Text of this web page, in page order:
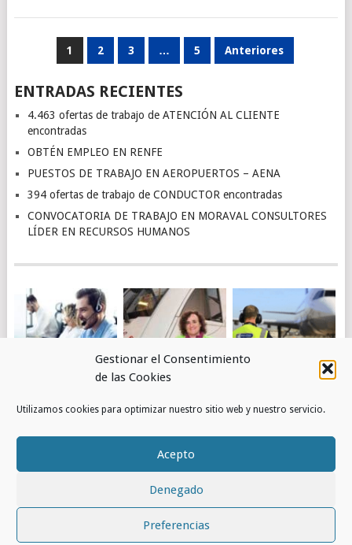
Gestionar el Consentimiento
de las Cookies
Utilizamos cookies para optimizar nuestro sitio web y nuestro servicio.
Acepto
Denegado
Preferencias
PAGINACIÓN
ENTRADAS
1 2 3 … 5 Anteriores
ENTRADAS RECIENTES
4.463 ofertas de trabajo de ATENCIÓN AL CLIENTE
encontradas
OBTÉN EMPLEO EN RENFE
PUESTOS DE TRABAJO EN AEROPUERTOS – AENA
394 ofertas de trabajo de CONDUCTOR encontradas
CONVOCATORIA DE TRABAJO EN MORAVAL CONSULTORES
LÍDER EN RECURSOS HUMANOS
TRABAJO DE
RENFE
TRABAJO EN
© 2026RED DE EMPLEOS.
CONTACTO
POLÍTICA DE COOKIES